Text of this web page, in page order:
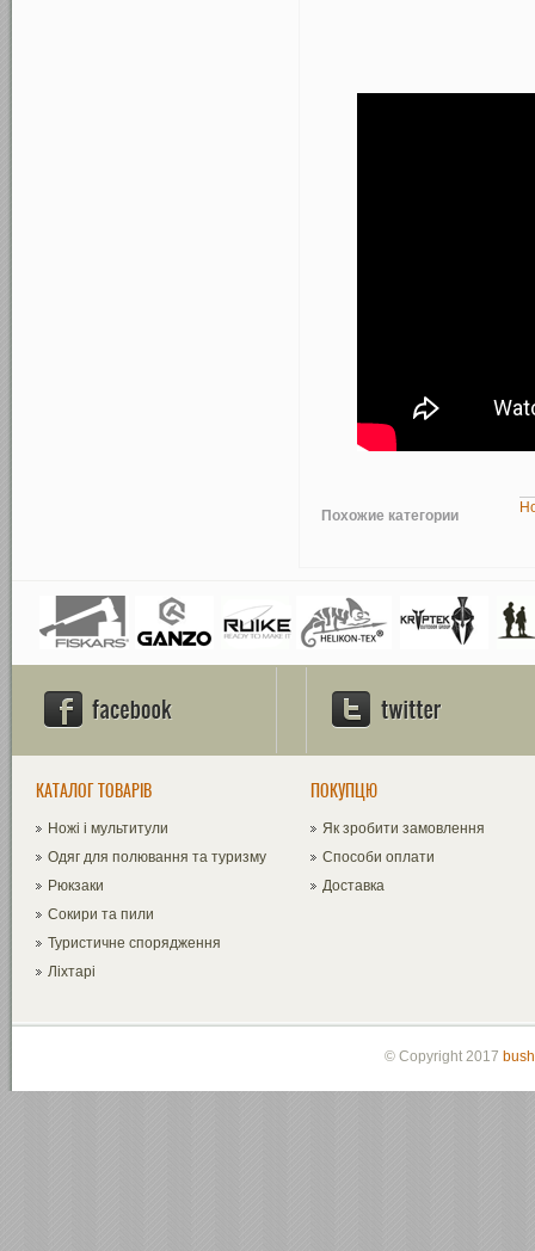
Похожие категории
КАТАЛОГ ТОВАРІВ
Ножі і мультитули
Одяг для полювання та туризму
Рюкзаки
Сокири та пили
Туристичне спорядження
Ліхтарі
ПОКУПЦЮ
Як зробити замовлення
Способи оплати
Доставка
© Copyright 2017